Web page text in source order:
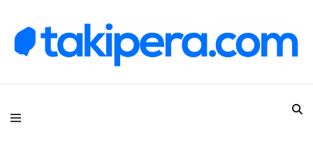
Takipera Dijital Hizmetler